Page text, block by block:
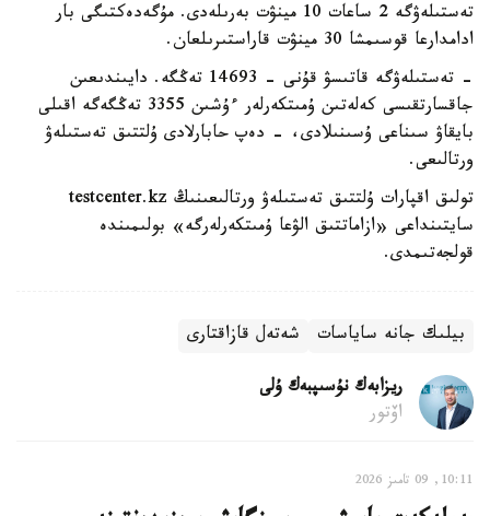
تەستىلەۋگە 2 ساعات 10 مينۋت بەرىلەدى. مۇگەدەكتىگى بار
ادامدارعا قوسىمشا 30 مينۋت قاراستىرىلعان.
- تەستىلەۋگە قاتىسۋ قۇنى - 14693 تەڭگە. دايىندىعىن
جاقسارتقىسى كەلەتىن ۇمىتكەرلەر ءۇشىن 3355 تەڭگەگە اقىلى
بايقاۋ سىناعى ۇسىنىلادى، - دەپ حابارلادى ۇلتتىق تەستىلەۋ
ورتالىعى.
تولىق اقپارات ۇلتتىق تەستىلەۋ ورتالىعىنىڭ testcenter.kz
سايتىنداعى «ازاماتتىق الۋعا ۇمىتكەرلەرگە» بولىمىندە
قولجەتىمدى.
بيلىك جانە ساياسات شەتەل قازاقتارى
ريزابەك نۇسىپبەك ۇلى
اۆتور
10:11, 09 تامىز 2026